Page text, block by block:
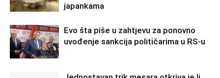
japankama
Evo šta piše u zahtjevu za ponovno
uvođenje sankcija političarima u RS-u